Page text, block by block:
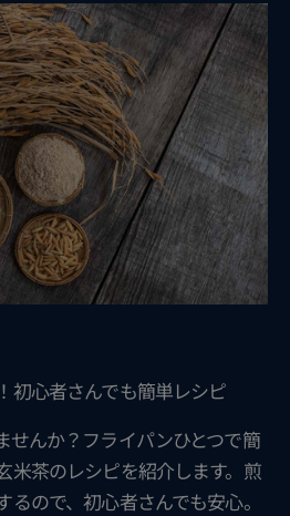
初心者さんでも簡単レシピ
せんか？フライパンひとつで簡
米茶のレシピを紹介します。煎
ので、初心者さんでも安心。